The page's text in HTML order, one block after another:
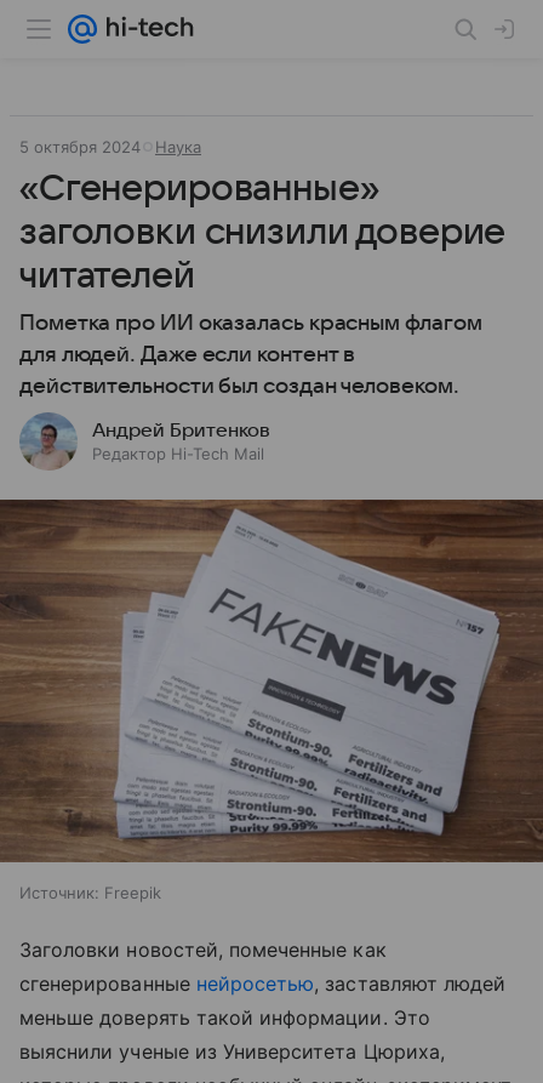
5 октября 2024 Наука
«Сгенерированные»
заголовки снизили доверие
читателей
Пометка про ИИ оказалась красным флагом
для людей. Даже если контент в
действительности был создан человеком.
Андрей Бритенков
Редактор Hi-Tech Mail
Источник: Freepik
Заголовки новостей, помеченные как
сгенерированные нейросетью, заставляют людей
меньше доверять такой информации. Это
выяснили ученые из Университета Цюриха,